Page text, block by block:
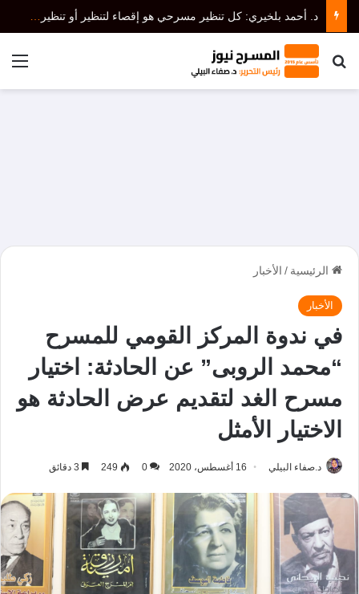
بحث عن
الرئيسية / الأخبار
الأخبار
في ندوة المركز القومي للمسرح
“محمد الروبى” عن الحادثة: اختيار
مسرح الغد لتقديم عرض الحادثة هو
الاختيار الأمثل
د.صفاء البيلي 16 أغسطس، 2020 0
249